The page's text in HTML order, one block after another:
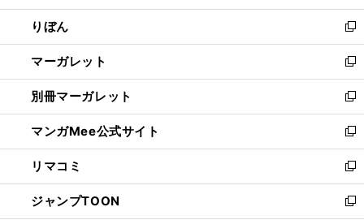
開
く
ウ
で
開
く
ン
ド
ウ
で
開
く
ウ
ィ
ン
ド
ウ
で
開
く
りぼん
新
し
い
ウ
ィ
ン
ド
ウ
で
開
く
マーガレット
新
し
い
ウ
ィ
ン
ド
ウ
で
別冊マーガレット
新
し
い
ウ
ィ
ン
ド
マンガMee公式サイト
新
し
い
ウ
ィ
リマコミ
新
し
い
ジャンプTOON
新